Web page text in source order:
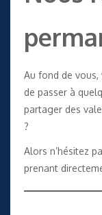
Au fond de vous,
de passer à
partager des
?
Alors n’hésitez
prenant